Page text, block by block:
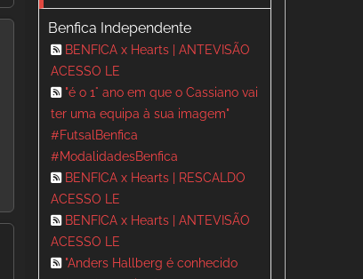
Benfica Independente
BENFICA x Hearts | ANTEVISÃO
ACESSO LE
"é o 1° ano em que o Cassiano vai
ter uma equipa à sua imagem"
#FutsalBenfica
#ModalidadesBenfica
BENFICA x Hearts | RESCALDO
ACESSO LE
BENFICA x Hearts | ANTEVISÃO
ACESSO LE
"Anders Hallberg é conhecido